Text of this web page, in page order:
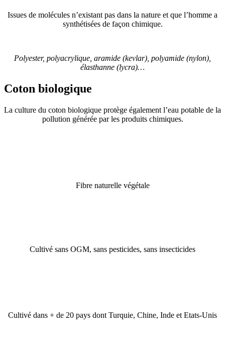
Issues de molécules n’existant pas dans la nature et que l’homme a
synthétisées de façon chimique.
Polyester, polyacrylique, aramide (kevlar), polyamide (nylon),
élasthanne (lycra)…
Coton biologique
La culture du coton biologique protège également l’eau potable de la
pollution générée par les produits chimiques.
Fibre naturelle végétale
Cultivé sans OGM, sans pesticides, sans insecticides
Cultivé dans + de 20 pays dont Turquie, Chine, Inde et Etats-Unis